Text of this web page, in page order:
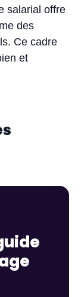
salarial offre
des
Ce cadre
et